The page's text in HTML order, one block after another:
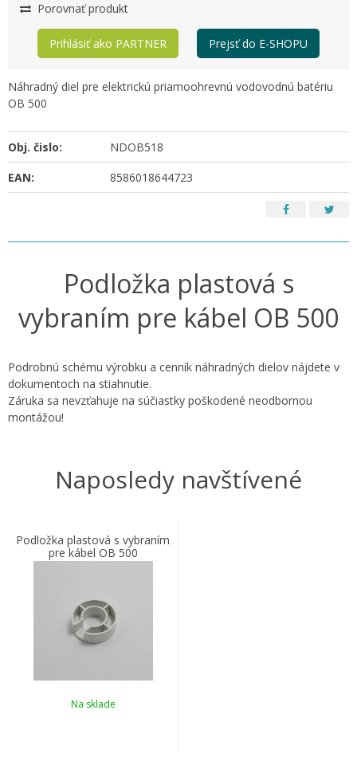
Porovnať produkt
Prihlásiť ako PARTNER Prejsť do E-SHOPU
Náhradný diel pre elektrickú priamoohrevnú vodovodnú batériu
OB 500
Obj. čislo:
NDOB518
EAN:
8586018644723
Podložka plastová s
vybraním pre kábel OB 500
Podrobnú schému výrobku a cenník náhradných dielov nájdete v
dokumentoch na stiahnutie.
Záruka sa nevzťahuje na súčiastky poškodené neodbornou
montážou!
Naposledy navštívené
Podložka plastová s vybraním
pre kábel OB 500
Na sklade